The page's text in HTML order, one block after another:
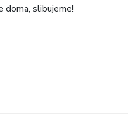
doma, slibujeme!